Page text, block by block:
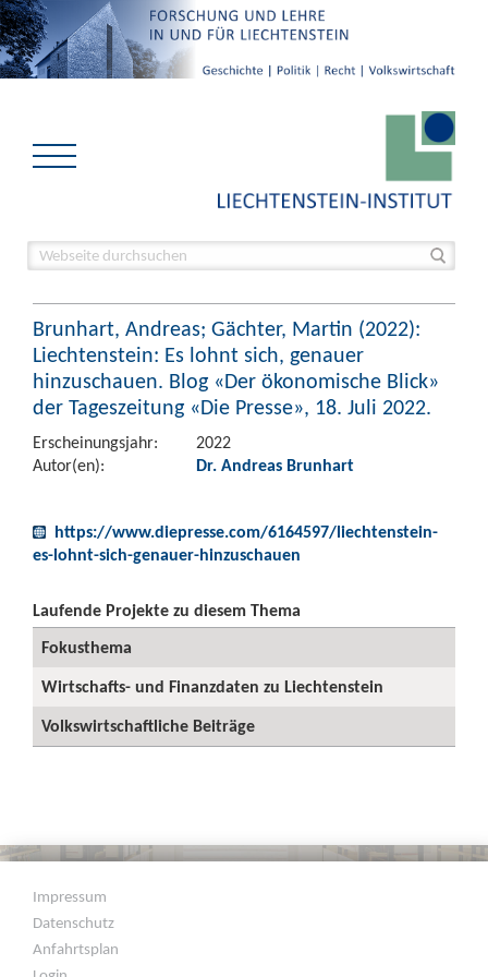
Brunhart, Andreas; Gächter, Martin (2022):
Liechtenstein: Es lohnt sich, genauer
hinzuschauen. Blog «Der ökonomische Blick»
der Tageszeitung «Die Presse», 18. Juli 2022.
Erscheinungsjahr:
2022
Autor(en):
Dr. Andreas Brunhart
https://www.diepresse.com/6164597/liechtenstein-
es-lohnt-sich-genauer-hinzuschauen
Laufende Projekte zu diesem Thema
Fokusthema
Wirtschafts- und Finanzdaten zu Liechtenstein
Volkswirtschaftliche Beiträge
Impressum
Datenschutz
Anfahrtsplan